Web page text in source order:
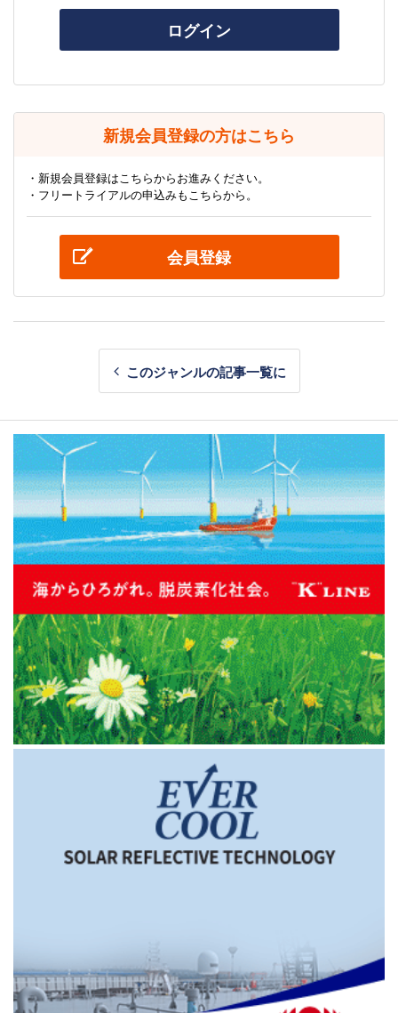
ログイン
新規会員登録の方はこちら
・新規会員登録はこちらからお進みください。
・フリートライアルの申込みもこちらから。
会員登録
このジャンルの記事一覧に